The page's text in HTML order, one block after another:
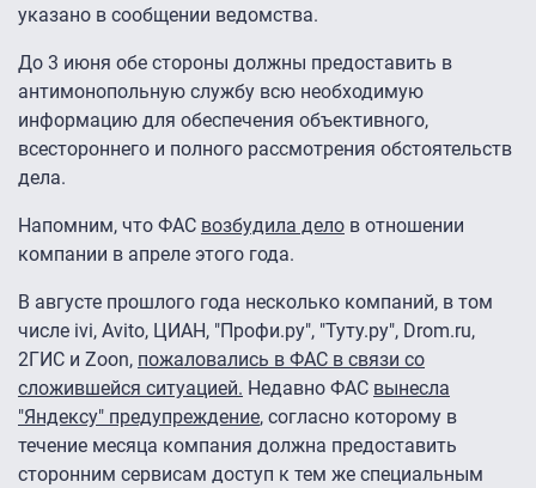
указано в сообщении ведомства.
До 3 июня обе стороны должны предоставить в
антимонопольную службу всю необходимую
информацию для обеспечения объективного,
всестороннего и полного рассмотрения обстоятельств
дела.
Напомним, что ФАС возбудила дело в отношении
компании в апреле этого года.
В августе прошлого года несколько компаний, в том
числе ivi, Avito, ЦИАН, "Профи.ру", "Туту.ру", Drom.ru,
2ГИС и Zoon, пожаловались в ФАС в связи со
сложившейся ситуацией. Недавно ФАС вынесла
"Яндексу" предупреждение, согласно которому в
течение месяца компания должна предоставить
сторонним сервисам доступ к тем же специальным